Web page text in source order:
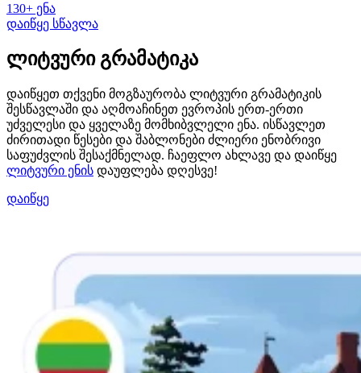
130+ ენა
დაიწყე სწავლა
ლიტვური გრამატიკა
დაიწყეთ თქვენი მოგზაურობა ლიტვური გრამატიკის
შესწავლაში და აღმოაჩინეთ ევროპის ერთ-ერთი
უძველესი და ყველაზე მომხიბვლელი ენა. ისწავლეთ
ძირითადი წესები და შაბლონები ძლიერი ენობრივი
საფუძვლის შესაქმნელად. ჩაეფლო ახლავე და დაიწყე
ლიტვური ენის დაუფლება დღესვე!
დაიწყე